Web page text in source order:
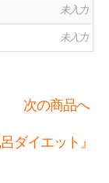
未入力
未入力
次の商品へ
ダイエット』